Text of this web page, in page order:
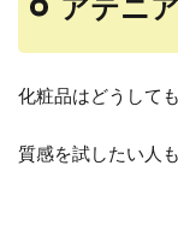
化粧品はどうして
質感を試したい人